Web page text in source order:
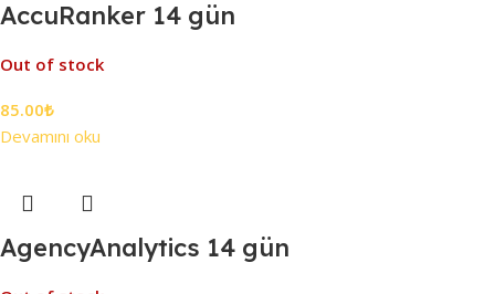
AccuRanker 14 gün
Out of stock
85.00₺
Devamını oku
AgencyAnalytics 14 gün